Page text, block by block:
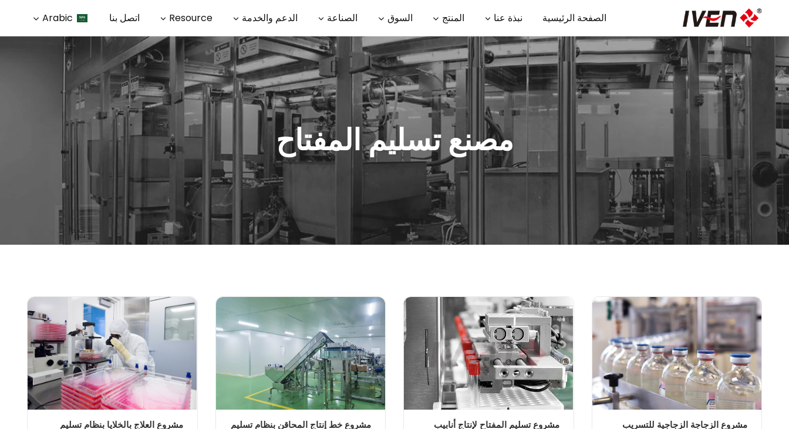
المحتوى
الصفحة الرئيسية نبذة عنا المنتج السوق الصناعة الدعم والخدمة Resource اتصل بنا Arabic
مصنع تسليم المفتاح
مشروع الزجاجة الزجاجية للتسريب
مشروع تسليم المفتاح لإنتاج أنابيب
مشروع خط إنتاج المحاقن بنظام تسليم
مشروع العلاج بالخلايا بنظام تسليم